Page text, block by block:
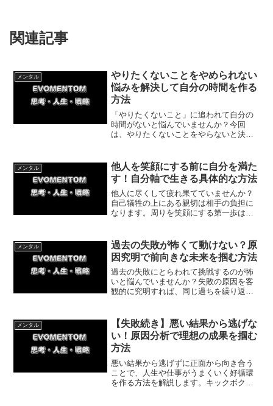
関連記事
メンタル
やりたくないことをやめられない
悩みを解決して自分の時間を作る
方法
「やりたくないこと」に追われて自分の
時間がないと悩んでいませんか？今回
は、やりたくないことをやらないと決め
今日からできる簡単な一歩を実践し、あ
なたの人生の時間を取り戻しましょう。
メンタル
他人を笑顔にする前に自分を満た
す！自分軸で生きる具体的な方法
他人に尽くして疲れ果てていませんか？
自己犠牲の上にある親切は相手の負担に
なります。周りを笑顔にする第一歩は、
地よく生きるための捉え方と具体的な実
践方法を解説します。
メンタル
過去の失敗が怖くて動けない？原
因究明で前向きな未来を掴む方法
過去の失敗にとらわれて挑戦するのが怖
いと悩んでいませんか？失敗の原因を客
観的に究明すれば、同じ過ちを繰り返さ
服して未来を変える具体的な分析手順を
わかりやすく解説します。
メンタル
【失敗続き】悪い結果から逃げな
い！原因分析で理想の成果を掴む
方法
悪い結果から逃げずに正面から向き合う
ことで、人生や仕事がうまくいく好循環
を作る方法を解説します。キックボクシ